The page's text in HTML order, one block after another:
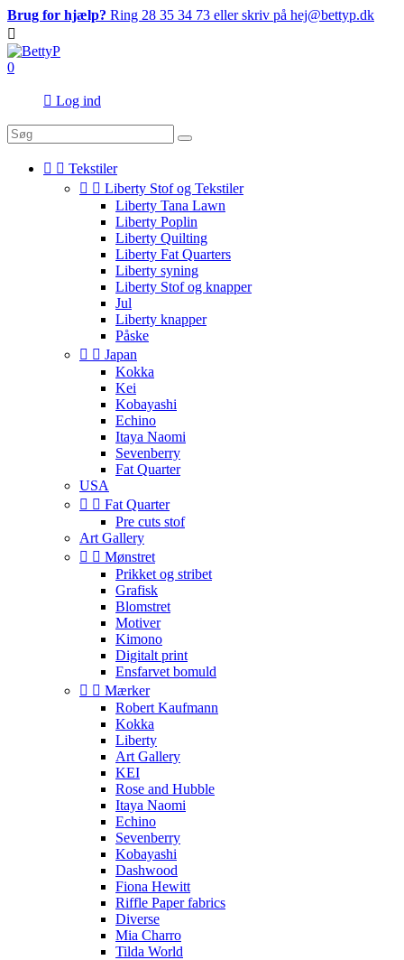
Brug for hjælp? Ring 28 35 34 73 eller skriv på hej@bettyp.dk

0
 Log ind
  Tekstiler
  Liberty Stof og Tekstiler
Liberty Tana Lawn
Liberty Poplin
Liberty Quilting
Liberty Fat Quarters
Liberty syning
Liberty Stof og knapper
Jul
Liberty knapper
Påske
  Japan
Kokka
Kei
Kobayashi
Echino
Itaya Naomi
Sevenberry
Fat Quarter
USA
  Fat Quarter
Pre cuts stof
Art Gallery
  Mønstret
Prikket og stribet
Grafisk
Blomstret
Motiver
Kimono
Digitalt print
Ensfarvet bomuld
  Mærker
Robert Kaufmann
Kokka
Liberty
Art Gallery
KEI
Rose and Hubble
Itaya Naomi
Echino
Sevenberry
Kobayashi
Dashwood
Fiona Hewitt
Riffle Paper fabrics
Diverse
Mia Charro
Tilda World